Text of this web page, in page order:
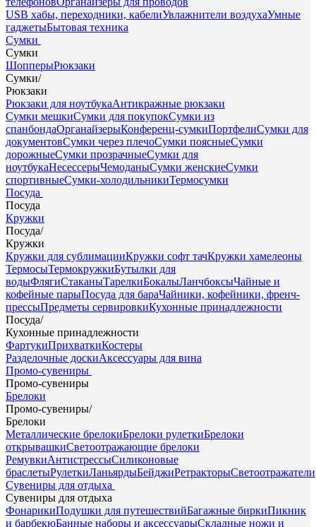
USB хабы, переходники, кабелиУвлажнители воздухаУмные
гаджетыБытовая техника
Сумки
Сумки
ШопперыРюкзаки
Сумки/
Рюкзаки
Рюкзаки для ноутбукаАнтикражные рюкзаки
Сумки мешкиСумки для покупокСумки из
спанбондаОрганайзерыКонференц-сумкиПортфелиСумки для
документовСумки через плечоСумки поясныеСумки
дорожныеСумки прозрачныеСумки для
ноутбукаНесессерыЧемоданыСумки женскиеСумки
спортивныеСумки-холодильникиТермосумки
Посуда
Посуда
Кружки
Посуда/
Кружки
Кружки для сублимацииКружки софт тачКружки хамелеоны
ТермосыТермокружкиБутылки для
водыФлягиСтаканыТарелкиБокалыЛанчбоксыЧайные и
кофейные парыПосуда для бараЧайники, кофейники, френч-
прессыПредметы сервировкиКухонные принадлежности
Посуда/
Кухонные принадлежности
ФартукиПрихваткиКостеры
Разделочные доскиАксессуары для вина
Промо-сувениры
Промо-сувениры
Брелоки
Промо-сувениры/
Брелоки
Металлические брелокиБрелоки рулеткиБрелоки
открывашкиСветоотражающие брелоки
РемувкиАнтистрессыСиликоновые
браслетыРулеткиЛаньярдыБейджиРетракторыСветоотражатели
Сувениры для отдыха
Сувениры для отдыха
ФонарикиПодушки для путешествийБагажные биркиПикник
и барбекюБанные наборы и аксессуарыСкладные ножи и